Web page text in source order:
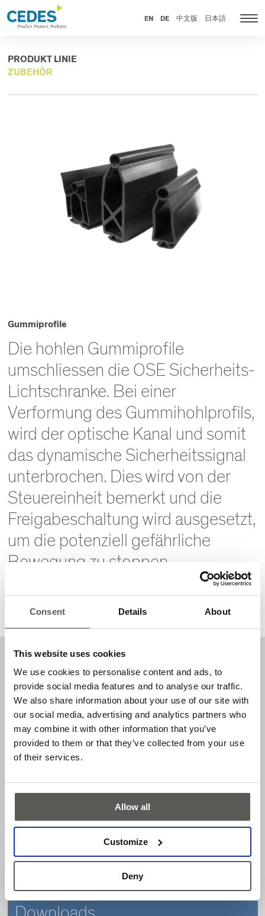
Consent Details About
This website uses cookies
We use cookies to personalise content and ads, to
provide social media features and to analyse our traffic.
We also share information about your use of our site with
our social media, advertising and analytics partners who
may combine it with other information that you’ve
provided to them or that they’ve collected from your use
of their services.
Allow all
Customize
Deny
to
homepage
Navigation
springen
to
content
to
footer
EN DE 中文版 日本語
PRODUKT LINIE
ZUBEHÖR
Gummiprofile
Die hohlen Gummiprofile
umschliessen die OSE Sicherheits-
Lichtschranke. Bei einer
Verformung des Gummihohlprofils,
wird der optische Kanal und somit
das dynamische Sicherheitssignal
unterbrochen. Dies wird von der
Steuereinheit bemerkt und die
Freigabeschaltung wird ausgesetzt,
um die potenziell gefährliche
Bewegung zu stoppen.
Ihre Anfrage
Anwendungen
Sektionaltore
Rolltore
Schnelllauftore
Merkmale
Grosse Auswahl an unterschiedlichen Gummiprofilen
Endkappen zum optischen Abschluss (TPE)